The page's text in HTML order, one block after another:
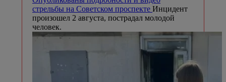
стрельбы на Советском проспекте Инцидент
произошел 2 августа, пострадал молодой
человек.